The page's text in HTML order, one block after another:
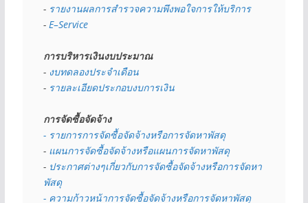
- รายงานผลการสำรวจความพึงพอใจการให้บริการ
- E–Service
การบริหารเงินงบประมาณ
- งบทดลองประจำเดือน
- รายละเอียดประกอบงบการเงิน
การจัดซื้อจัดจ้าง
- รายการการจัดซื้อจัดจ้างหรือการจัดหาพัสดุ
- แผนการจัดซื้อจัดจ้างหรือแผนการจัดหาพัสดุ
- ประกาศต่างๆเกี่ยวกับการจัดซื้อจัดจ้างหรือการจัดหา
พัสดุ
- ความก้าวหน้าการจัดซื้อจัดจ้างหรือการจัดหาพัสดุ